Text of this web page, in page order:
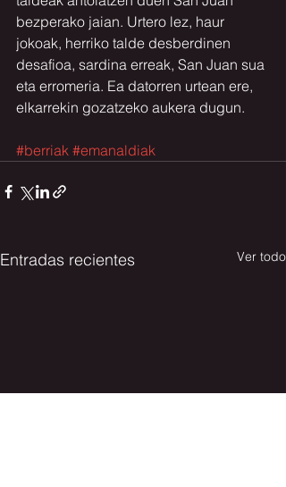
bezperako jaian. Urtero lez, haur
jokoak, herriko talde desberdinen
desafioa, sardina erreak, San Juan sua
eta erromeria. Ea datorren urtean ere,
elkarrekin gozatzeko aukera dugun.
#berriak #emanaldiak
Entradas recientes Ver todo